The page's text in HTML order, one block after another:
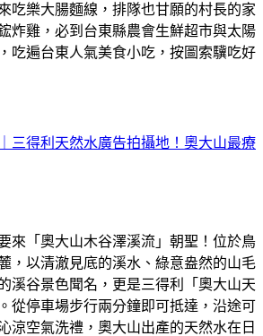
吃樂大腸麵線，排隊也甘願的村長的家
炸雞，必到台東縣農會生鮮超市與太陽
吃遍台東人氣美食小吃，按圖索驥吃好
三得利天然水廣告拍攝地！奧大山最療
來「奧大山木谷澤溪流」朝聖！位於鳥
，以清澈見底的溪水、綠意盎然的山毛
溪谷景色聞名，更是三得利「奧大山天
從停車場步行兩分鐘即可抵達，沿途可
涼空氣洗禮，奧大山出產的天然水在日